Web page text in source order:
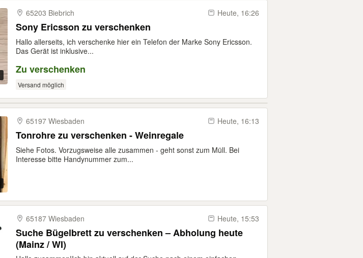
65203 Biebrich Heute, 16:26
Sony Ericsson zu verschenken
Hallo allerseits, ich verschenke hier ein Telefon der Marke Sony Ericsson.
Das Gerät ist inklusive...
Zu verschenken
Versand möglich
65197 Wiesbaden Heute, 16:13
Tonrohre zu verschenken - Weinregale
Siehe Fotos. Vorzugsweise alle zusammen - geht sonst zum Müll. Bei
Interesse bitte Handynummer zum...
65187 Wiesbaden Heute, 15:53
Suche Bügelbrett zu verschenken – Abholung heute
(Mainz / WI)